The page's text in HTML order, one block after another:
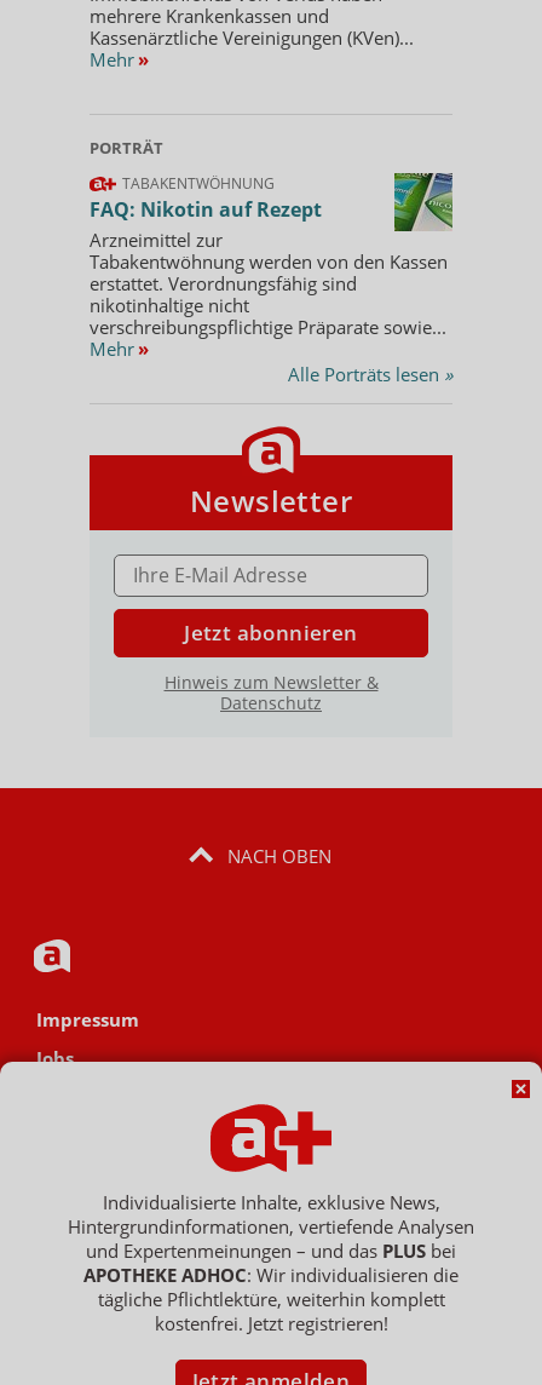
mehrere Krankenkassen und
Kassenärztliche Vereinigungen (KVen)...
Mehr »
PORTRÄT
TABAKENTWÖHNUNG
FAQ: Nikotin auf Rezept
Arzneimittel zur
Tabakentwöhnung werden von den Kassen
erstattet. Verordnungsfähig sind
nikotinhaltige nicht
verschreibungspflichtige Präparate sowie...
Mehr »
Alle Porträts lesen »
Newsletter
E-MAIL ADRESSE
Jetzt abonnieren
Hinweis zum Newsletter &
Datenschutz
NACH OBEN
Impressum
Jobs
Hinweisgebersystem
Vertrag widerrufen
Medien GmbH / Franz-Ehrlich-Str. 12 / 12489 Berlin
Individualisierte Inhalte, exklusive News,
Hintergrundinformationen, vertiefende Analysen
und Expertenmeinungen – und das PLUS bei
APOTHEKE ADHOC: Wir individualisieren die
tägliche Pflichtlektüre, weiterhin komplett
kostenfrei. Jetzt registrieren!